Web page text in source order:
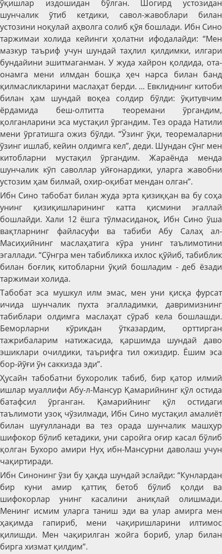
ўқишлар издошидан бўлган. Шогирд устозидан
шунчалик ўтиб кетдики, савол-жавоблари билан
устозини ноқулай аҳволга солиб қўя бошлади. Ибн Сино
таржимаи холида кейинги ҳолатни ифодалайди: “Мен
мазкур таъриф учун шундай таҳлил қилдимки, илгари
бундайини эшитмаганман. У жуда хайрон қолдида, ота-
онамга мени илмдан бошқа ҳеч нарса билан банд
қилмасликларини маслаҳат берди. ... Евклиднинг китоби
билан ҳам шундай воқеа солдир бўлди: ўқитувчим
ёрдамида беш-олтитта теоремани ўргандим,
қолганларини эса мустақил ўргандим. Тез орада Натили
мени ўргатишга ожиз бўлди. “Ўзинг ўқи, теоремаларни
ўзинг ишлаб, кейин олдимга кел”, деди. Шундан сўнг мен
китобларни мустақил ўргандим. Жараёнда менда
шунчалик кўп саволлар уйғонардики, уларга жавобни
устозим ҳам билмай, охир-оқибат мендан олган”.
Ибн Сино табобат билан жуда эрта қизиққан ва бу соҳа
унинг қизиқишларининг катта қисмини эгаллай
бошлайди. Хали 12 ёшга тўлмасиданоқ, Ибн Сино ўша
вақтларнинг файласуфи ва табиби Абу Салаҳ ал-
Масиҳийнинг маслаҳатига кўра унинг таълимотини
эгаллади. “Сўнгра мен табибликка ихлос қўйиб, табиблик
билан боғлиқ китобларни ўқий бошладим - деб ёзади
таржимаи холида.
Табобат эса мушкул илм эмас, мен уни қисқа фурсат
ичида шунчалик пухта эгалладимки, давримизнинг
табиблари олдимга маслаҳат сўраб кела бошлашди.
Беморларни кўрикдан ўтказардим, орттирган
тажрибаларим натижасида, қаршимда шундай даво
эшиклари очилдики, таърифга тил ожиздир. Ёшим эса
бор-йўғи ўн саккизда эди”.
Ҳусайн табобатни бухоролик табиб, бир қатор илмий
ишлар муаллифи Абу-л-Мансур Қамарийнинг қўл остида
батафсил ўрганган. Қамарийнинг қўл остидаги
таълимоти узоқ чўзилмади, Ибн Сино мустақил амалиёт
билан шуғулланади ва тез орада шунчалик машҳур
шифокор бўлиб кетадики, уни саройга оғир касал бўлиб
қолган Бухоро амири Нуҳ ибн-Мансурни даволаш учун
чақиртиради.
Ибн Синонинг ўзи бу ҳақда шундай эслайди: “Кунлардан
бир куни амир қаттиқ бетоб бўлиб қолди ва
шифокорлар унинг касалини аниқлай олишмади.
Менинг исмим уларга таниш эди ва улар амирга мен
ҳақимда гапириб, мени чақиришларини илтимос
қилишди. Мен чақирилган жойга бориб, улар билан
бирга хизмат қилдим”.